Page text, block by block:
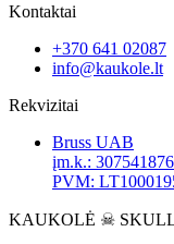
Kontaktai
+370 641 02087
info@kaukole.lt
Rekvizitai
Bruss UAB
įm.k.: 307541876
PVM:
KAUKOLĖ ☠ SKULL